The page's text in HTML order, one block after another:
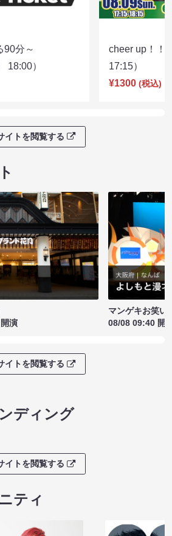
90分～
18:00）
cheer up！
17:15）
¥1300 (税込)
イトを閲覧する
演
マンゲキお笑い
08/08 09:40 開
イトを閲覧する
ディング
イトを閲覧する
ティ